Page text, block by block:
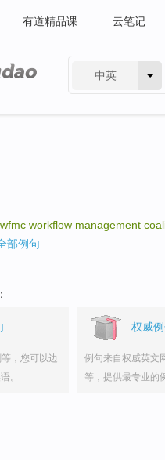
有道精品课 云笔记
中英
wfmc workflow management
部例句
，您可以边
。
权威
例句来自权威英文
等，提供最专业的